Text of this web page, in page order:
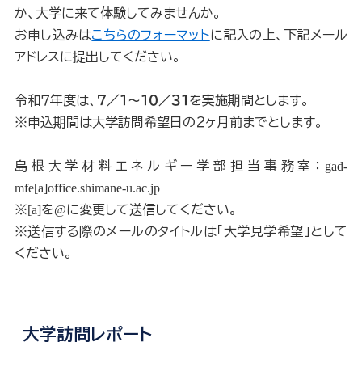
か、大学に来て体験してみませんか。
お申し込みはこちらのフォーマットに記入の上、下記メール
アドレスに提出してください。
令和７年度は、 ７／１～１０／３１ を実施期間とします。
※申込期間は大学訪問希望日の２ヶ月前までとします。
島根大学材料エネルギー学部担当事務室： gad-
mfe[a]office.shimane-u.ac.jp
※[a]を@に変更して送信してください。
※送信する際のメールのタイトルは「大学見学希望」として
ください。
大学訪問レポート